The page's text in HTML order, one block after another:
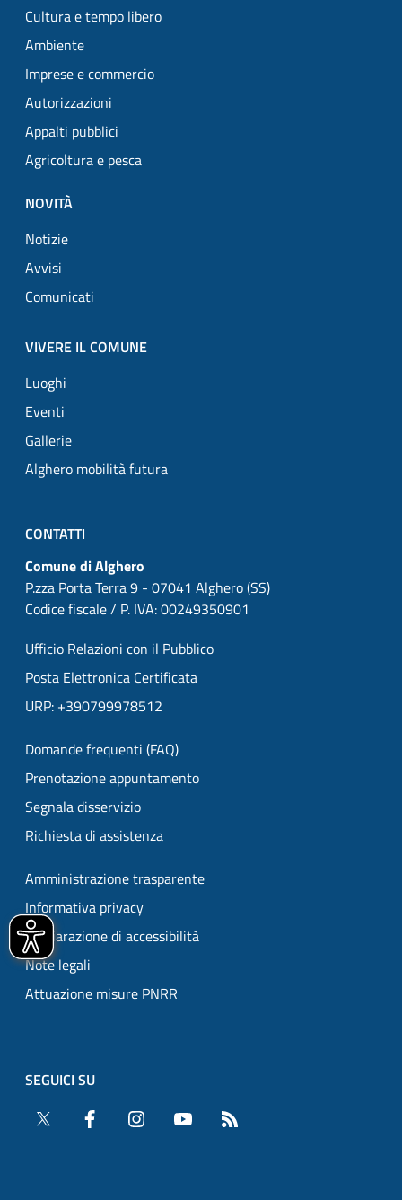
Cultura e tempo libero
Ambiente
Imprese e commercio
Autorizzazioni
Appalti pubblici
Agricoltura e pesca
NOVITÀ
Notizie
Avvisi
Comunicati
VIVERE IL COMUNE
Luoghi
Eventi
Gallerie
Alghero mobilità futura
CONTATTI
Comune di Alghero
P.zza Porta Terra 9 - 07041 Alghero (SS)
Codice fiscale / P. IVA: 00249350901
Ufficio Relazioni con il Pubblico
Posta Elettronica Certificata
URP: +390799978512
Domande frequenti (FAQ)
Prenotazione appuntamento
Segnala disservizio
Richiesta di assistenza
Amministrazione trasparente
Informativa privacy
Dichiarazione di accessibilità
Note legali
Attuazione misure PNRR
SEGUICI SU
Twitter
Facebook Instagram YouTube